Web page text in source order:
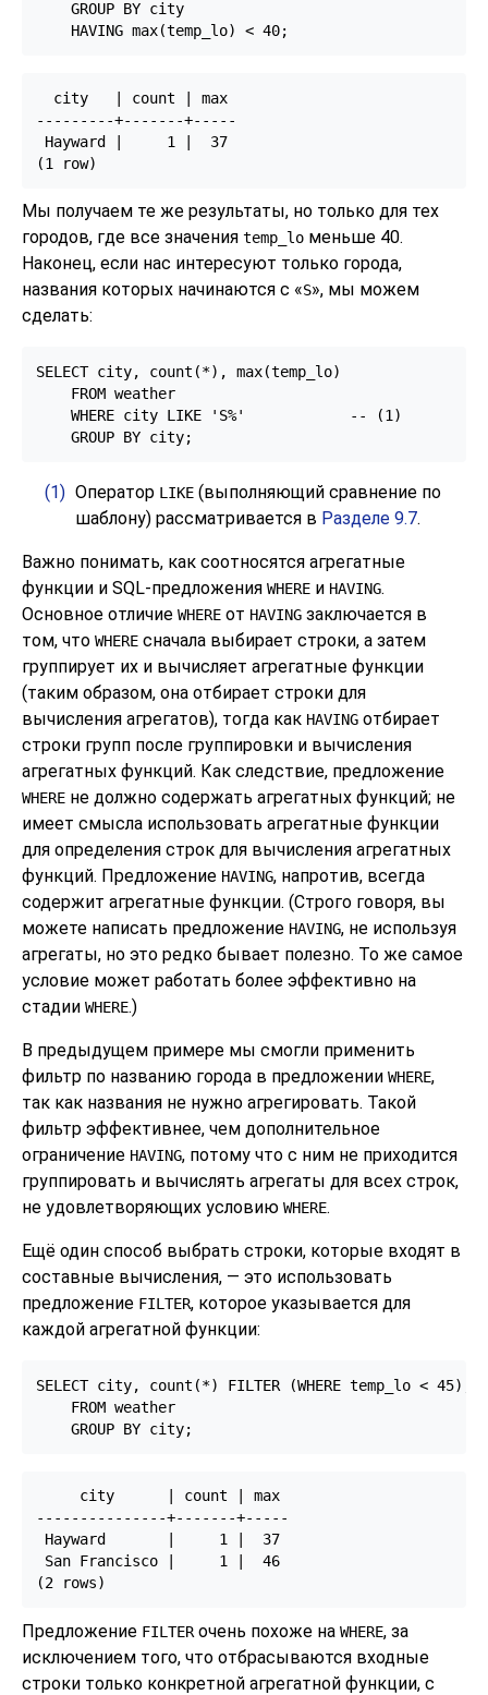
    GROUP BY city
    HAVING max(temp_lo) < 40;
  city   | count | max
---------+-------+-----
Hayward |     1 |  37
Мы получаем те же результаты, но только для тех
городов, где все значения temp_lo меньше 40.
Наконец, если нас интересуют только города,
названия которых начинаются с «S», мы можем
сделать:
SELECT city, count(*), max(temp_lo)
    FROM weather
    WHERE city LIKE 'S%'            --
(1)
    GROUP BY city;
(1) Оператор LIKE (выполняющий сравнение по
шаблону) рассматривается в Разделе 9.7.
Важно понимать, как соотносятся агрегатные
функции и SQL-предложения WHERE и HAVING.
Основное отличие WHERE от HAVING заключается в
том, что WHERE сначала выбирает строки, а затем
группирует их и вычисляет агрегатные функции
(таким образом, она отбирает строки для
вычисления агрегатов), тогда как HAVING отбирает
строки групп после группировки и вычисления
агрегатных функций. Как следствие, предложение
WHERE не должно содержать агрегатных функций; не
имеет смысла использовать агрегатные функции
для определения строк для вычисления агрегатных
функций. Предложение HAVING, напротив, всегда
содержит агрегатные функции. (Строго говоря, вы
можете написать предложение HAVING, не используя
агрегаты, но это редко бывает полезно. То же самое
условие может работать более эффективно на
стадии WHERE.)
В предыдущем примере мы смогли применить
фильтр по названию города в предложении WHERE,
так как названия не нужно агрегировать. Такой
фильтр эффективнее, чем дополнительное
ограничение HAVING, потому что с ним не приходится
группировать и вычислять агрегаты для всех строк,
не удовлетворяющих условию WHERE.
Ещё один способ выбрать строки, которые входят в
составные вычисления, — это использовать
предложение FILTER, которое указывается для
каждой агрегатной функции:
SELECT city, count(*) FILTER (WHERE temp_lo < 45),
    FROM weather
    GROUP BY city;
     city      | count | max
---------------+-------+-----
Hayward       |     1 |  37
San Francisco |     1 |  46
Предложение FILTER очень похоже на WHERE, за
исключением того, что отбрасываются входные
строки только конкретной агрегатной функции, с